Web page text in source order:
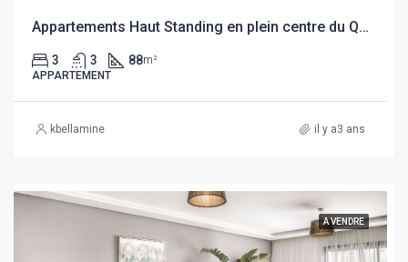
Appartements Haut Standing en plein centre du Quartier Victoria
3 3 88m²
APPARTEMENT
kbellamine il y a3 ans
A VENDRE